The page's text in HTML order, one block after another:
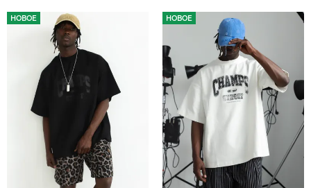
НОВОЕ НОВОЕ